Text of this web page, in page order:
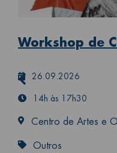
Workshop de
26.09.2026
14h às 17h30
Centro de Artes e
Outros